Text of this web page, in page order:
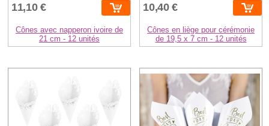
11,10 €
Cônes avec napperon ivoire de
21 cm - 12 unités
10,40 €
Cônes en liège pour cérémonie
de 19,5 x 7 cm - 12 unités